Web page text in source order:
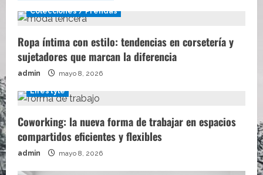
Colecciones / Prendas
Ropa íntima con estilo: tendencias en corsetería y
sujetadores que marcan la diferencia
admin mayo 8, 2026
Lifestyle
Coworking: la nueva forma de trabajar en espacios
compartidos eficientes y flexibles
admin mayo 8, 2026